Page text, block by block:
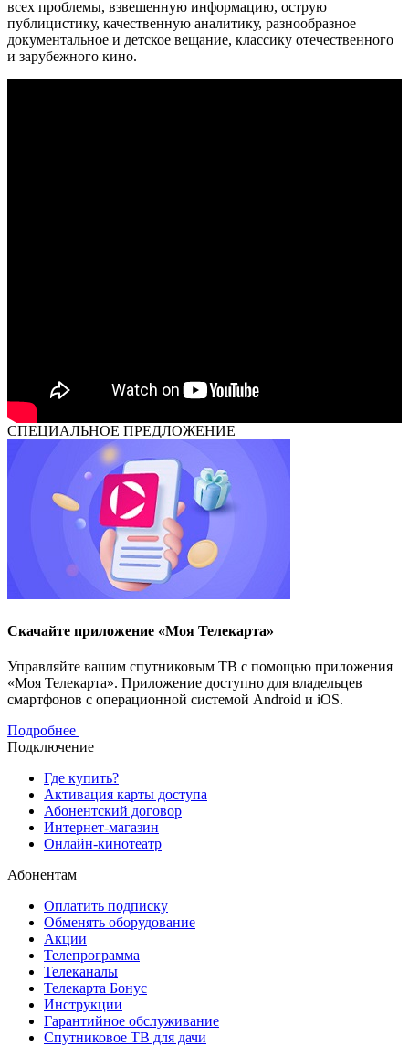
всех проблемы, взвешенную информацию, острую
публицистику, качественную аналитику, разнообразное
документальное и детское вещание, классику отечественного
и зарубежного кино.
СПЕЦИАЛЬНОЕ ПРЕДЛОЖЕНИЕ
Скачайте приложение «Моя Телекарта»
Управляйте вашим спутниковым ТВ с помощью приложения
«Моя Телекарта». Приложение доступно для владельцев
смартфонов с операционной системой Android и iOS.
Подробнее
Подключение
Где купить?
Активация карты доступа
Абонентский договор
Интернет-магазин
Онлайн-кинотеатр
Абонентам
Оплатить подписку
Обменять оборудование
Акции
Телепрограмма
Телеканалы
Телекарта Бонус
Инструкции
Гарантийное обслуживание
Спутниковое ТВ для дачи